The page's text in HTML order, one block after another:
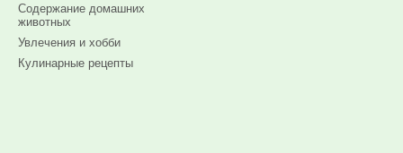
Содержание домашних
животных
Увлечения и хобби
Кулинарные рецепты